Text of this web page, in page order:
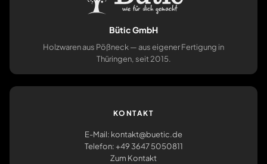
Bütic GmbH
Holzwaren aus Pößneck — aus eigener Fertigung in
Thüringen, seit 2015.
KONTAKT
E-Mail: kontakt@buetic.de
Telefon: +49 3647 5050811
Zum Kontakt